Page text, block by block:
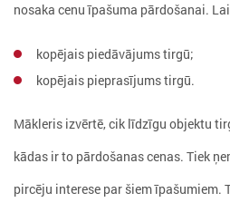
nosaka cenu īpašuma pārdošanai.
kopējais piedāvājums tirgū;
kopējais pieprasījums tirgū.
Mākleris izvērtē, cik līdzīgu objektu
kādas ir to pārdošanas cenas. Tiek
pircēju interese par šiem īpašumiem.